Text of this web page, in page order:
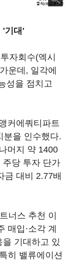
'기대'
자회수(엑시
운데, 일각에
성을 점치고
커에쿼티파트
분을 인수했다.
머지 약 1400
주당 투자 단가
금 대비 2.77배
너스 추천 이
매입·소각 계
기대하고 있
히 밸류에이션